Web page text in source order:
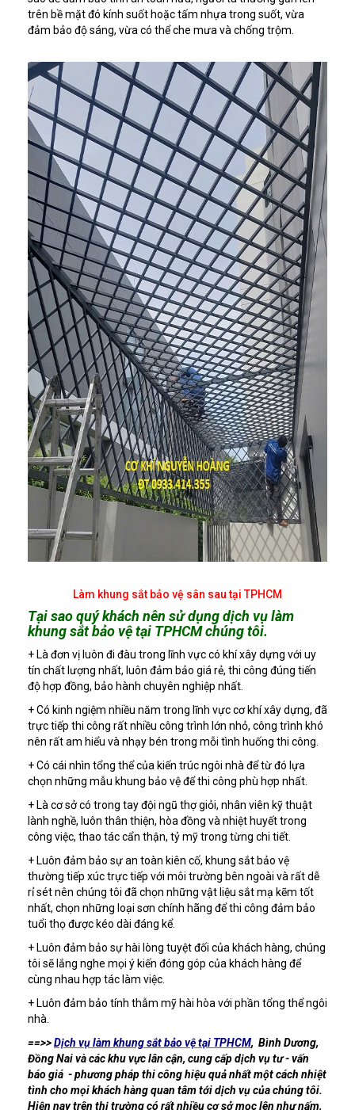
trên bề mặt đó kính suốt hoặc tấm nhựa trong suốt, vừa
đảm bảo độ sáng, vừa có thể che mưa và chống trộm.
Làm khung sắt bảo vệ sân sau tại TPHCM
Tại sao quý khách nên sử dụng dịch vụ làm
khung sắt bảo vệ tại TPHCM chúng tôi.
+ Là đơn vị luôn đi đàu trong lĩnh vực có khí xây dựng với uy
tín chất lượng nhất, luôn đảm bảo giá rẻ, thi công đúng tiến
độ hợp đồng, bảo hành chuyên nghiệp nhất.
+ Có kinh ngiệm nhiều năm trong lĩnh vực cơ khí xây dựng, đã
trực tiếp thi công rất nhiều công trình lớn nhỏ, công trình khó
nên rất am hiểu và nhạy bén trong mỗi tình huống thi công.
+ Có cái nhìn tổng thể của kiến trúc ngôi nhà để từ đó lựa
chọn những mẫu khung bảo vệ để thi công phù hợp nhất.
+ Là cơ sở có trong tay đội ngũ thợ giỏi, nhân viên kỹ thuật
lành nghề, luôn thân thiện, hòa đồng và nhiệt huyết trong
công việc, thao tác cẩn thận, tỷ mỹ trong từng chi tiết.
+ Luôn đảm bảo sự an toàn kiên cố, khung sắt bảo vệ
thường tiếp xúc trực tiếp với môi trường bên ngoài và rất dễ
rỉ sét nên chúng tôi đã chọn những vật liệu sắt mạ kẽm tốt
nhất, chọn những loại sơn chính hãng để thi công đảm bảo
tuổi thọ được kéo dài đáng kể.
+ Luôn đảm bảo sự hài lòng tuyệt đối của khách hàng, chúng
tôi sẽ lắng nghe mọi ý kiến đóng góp của khách hàng để
cùng nhau hợp tác làm việc.
+ Luôn đảm bảo tính thẫm mỹ hài hòa với phần tổng thể ngôi
nhà.
==>>Dịch vụ làm khung sắt bảo vệ tại TPHCM, Bình Dương,
Đồng Nai và các khu vực lân cận, cung cấp dịch vụ tư - vấn
báo giá - phương pháp thi công hiệu quả nhất một cách nhiệt
tình cho mọi khách hàng quan tâm tới dịch vụ của chúng tôi.
Hiện nay trên thị trường có rất nhiều cơ sở mọc lên như nấm,